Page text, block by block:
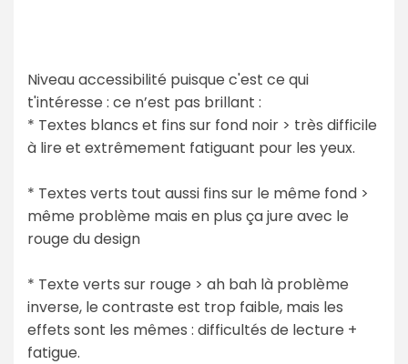
Niveau accessibilité puisque c'est ce qui
t'intéresse : ce n’est pas brillant :
* Textes blancs et fins sur fond noir > très difficile
à lire et extrêmement fatiguant pour les yeux.
* Textes verts tout aussi fins sur le même fond >
même problème mais en plus ça jure avec le
rouge du design
* Texte verts sur rouge > ah bah là problème
inverse, le contraste est trop faible, mais les
effets sont les mêmes : difficultés de lecture +
fatigue.